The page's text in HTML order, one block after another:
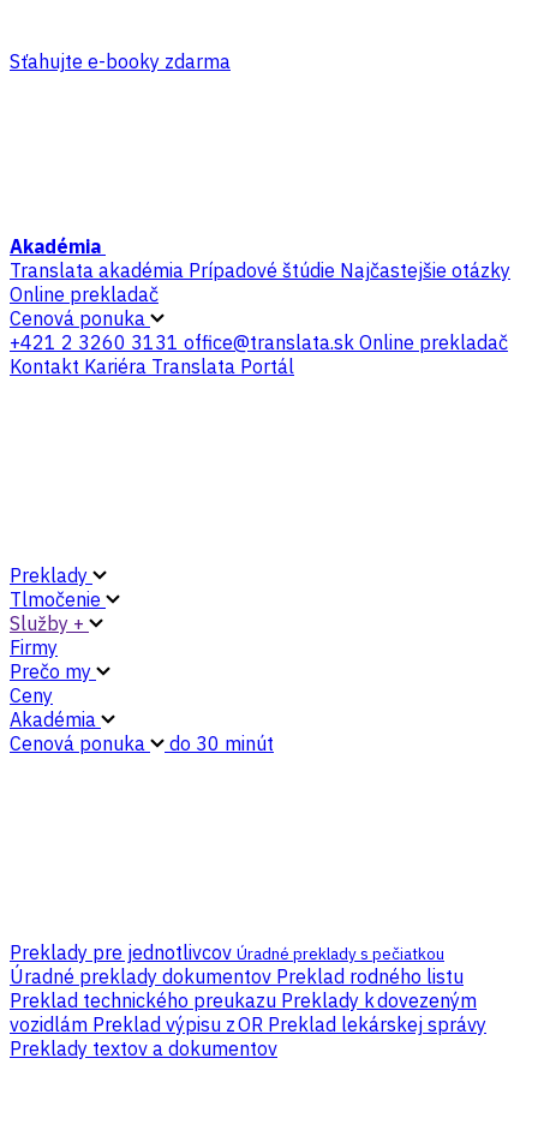
Sťahujte e-booky zdarma
Akadémia
Translata akadémia Prípadové štúdie Najčastejšie otázky
Online prekladač
Cenová ponuka
+421 2 3260 3131 office@translata.sk Online prekladač
Kontakt Kariéra Translata Portál
Preklady
Tlmočenie
Služby +
Firmy
Prečo my
Ceny
Akadémia
Cenová ponuka
do 30 minút
Preklady pre jednotlivcov Úradné preklady s pečiatkou
Úradné preklady dokumentov Preklad rodného listu
Preklad technického preukazu Preklady k dovezeným
vozidlám Preklad výpisu z OR Preklad lekárskej správy
Preklady textov a dokumentov